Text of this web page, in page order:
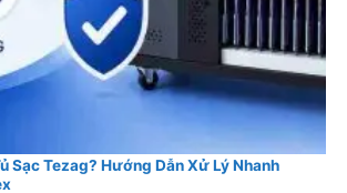
Sạc Tezag? Hướng Dẫn Xử Lý Nhanh